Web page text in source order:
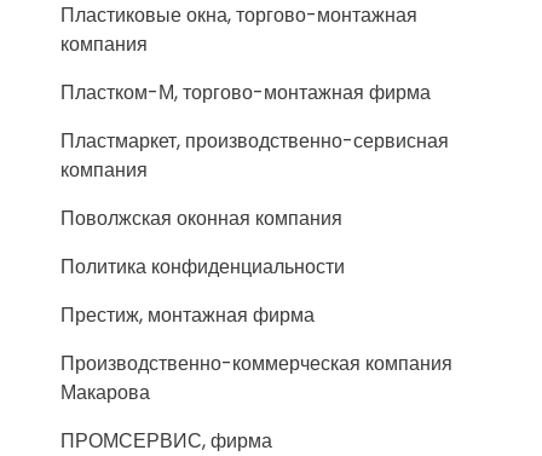
Пластиковые окна, торгово-монтажная
компания
Пластком-М, торгово-монтажная фирма
Пластмаркет, производственно-сервисная
компания
Поволжская оконная компания
Политика конфиденциальности
Престиж, монтажная фирма
Производственно-коммерческая компания
Макарова
ПРОМСЕРВИС, фирма